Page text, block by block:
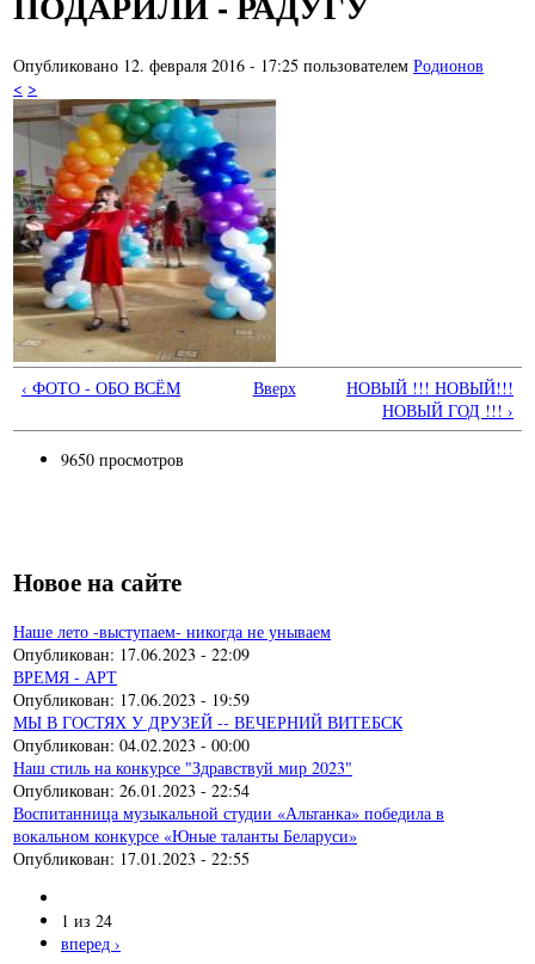
Опубликовано 12. февраля 2016 - 17:25 пользователем Родионов
< >
‹ ФОТО - ОБО ВСЁМ Вверх
НОВЫЙ !!! НОВЫЙ!!!
НОВЫЙ ГОД !!! ›
9650 просмотров
Новое на сайте
Наше лето -выступаем- никогда не унываем
Опубликован: 17.06.2023 - 22:09
ВРЕМЯ - АРТ
Опубликован: 17.06.2023 - 19:59
МЫ В ГОСТЯХ У ДРУЗЕЙ -- ВЕЧЕРНИЙ ВИТЕБСК
Опубликован: 04.02.2023 - 00:00
Наш стиль на конкурсе "Здравствуй мир 2023"
Опубликован: 26.01.2023 - 22:54
Воспитанница музыкальной студии «Альтанка» победила в
вокальном конкурсе «Юные таланты Беларуси»
Опубликован: 17.01.2023 - 22:55
1 из 24
вперед ›